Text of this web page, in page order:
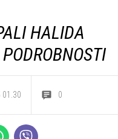
HALIDA
01.30 0